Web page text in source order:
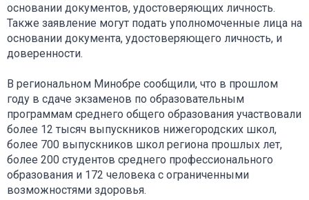
основании документов, удостоверяющих личность.
Также заявление могут подать уполномоченные лица на
основании документа, удостоверяющего личность, и
доверенности.
В региональном Минобре сообщили, что в прошлом
году в сдаче экзаменов по образовательным
программам среднего общего образования участвовали
более 12 тысяч выпускников нижегородских школ,
более 700 выпускников школ региона прошлых лет,
более 200 студентов среднего профессионального
образования и 172 человека с ограниченными
возможностями здоровья.